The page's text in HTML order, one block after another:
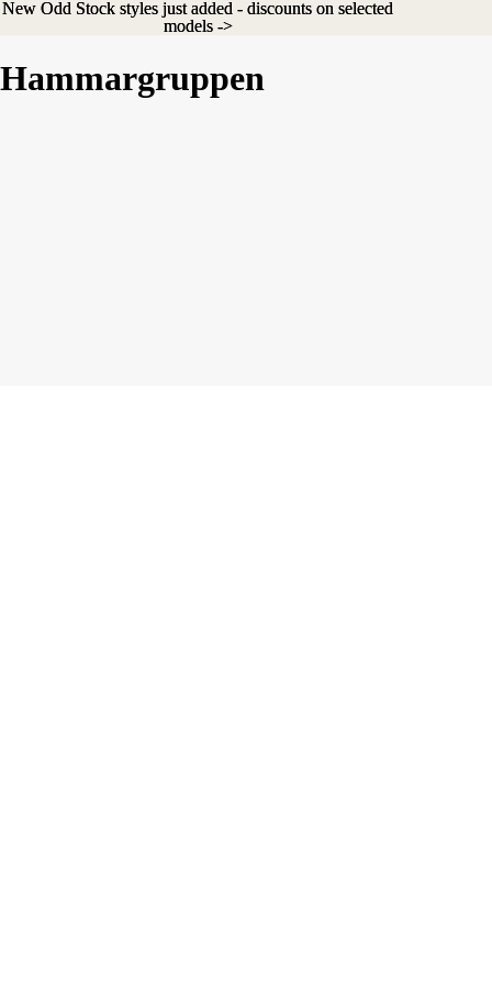
New Odd Stock styles just added - discounts on selected
models ->
New Odd Stock styles just added - discounts on selected
models ->
Hammargruppen